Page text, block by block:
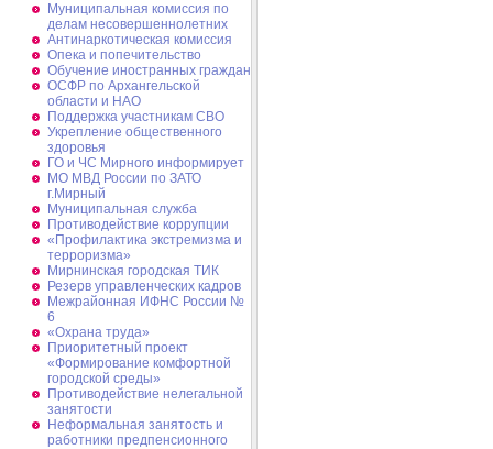
Муниципальная комиссия по
делам несовершеннолетних
Антинаркотическая комиссия
Опека и попечительство
Обучение иностранных граждан
ОСФР по Архангельской
области и НАО
Поддержка участникам СВО
Укрепление общественного
здоровья
ГО и ЧС Мирного информирует
МО МВД России по ЗАТО
г.Мирный
Муниципальная cлужба
Противодействие коррупции
«Профилактика экстремизма и
терроризма»
Мирнинская городская ТИК
Резерв управленческих кадров
Межрайонная ИФНС России №
6
«Охрана труда»
Приоритетный проект
«Формирование комфортной
городской среды»
Противодействие нелегальной
занятости
Неформальная занятость и
работники предпенсионного